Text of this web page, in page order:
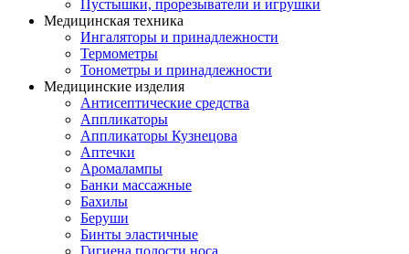
Пустышки, прорезыватели и игрушки
Медицинская техника
Ингаляторы и принадлежности
Термометры
Тонометры и принадлежности
Медицинские изделия
Антисептические средства
Аппликаторы
Аппликаторы Кузнецова
Аптечки
Аромалампы
Банки массажные
Бахилы
Беруши
Бинты эластичные
Гигиена полости носа